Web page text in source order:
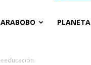
PLANETA